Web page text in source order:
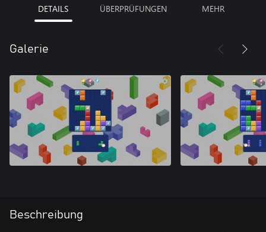
DETAILS ÜBERPRÜFUNGEN MEHR
Galerie
Beschreibung